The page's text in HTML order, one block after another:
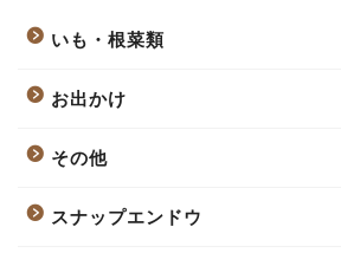
いも・根菜類
お出かけ
その他
スナップエンドウ